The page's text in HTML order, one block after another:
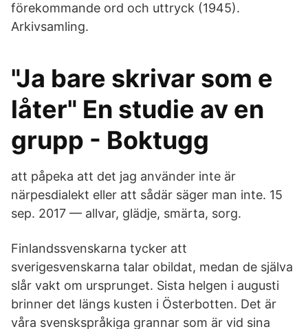
förekommande ord och uttryck (1945).
Arkivsamling.
"Ja bare skrivar som e
låter" En studie av en
grupp - Boktugg
att påpeka att det jag använder inte är
närpesdialekt eller att sådär säger man inte. 15
sep. 2017 — allvar, glädje, smärta, sorg.
Finlandssvenskarna tycker att
sverigesvenskarna talar obildat, medan de själva
slår vakt om ursprunget. Sista helgen i augusti
brinner det längs kusten i Österbotten. Det är
våra svenskspråkiga grannar som är vid sina